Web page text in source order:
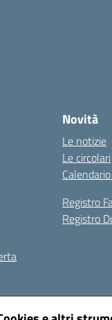
Novità
Le notizie
Le circolari
Registro
Registro
Note legali